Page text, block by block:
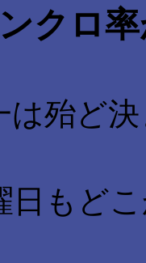
クロ
殆ど
もど